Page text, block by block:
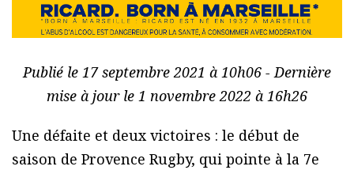
Publié le 17 septembre 2021 à 10h06 - Dernière
mise à jour le 1 novembre 2022 à 16h26
Une défaite et deux victoires : le début de
saison de Provence Rugby, qui pointe à la 7e